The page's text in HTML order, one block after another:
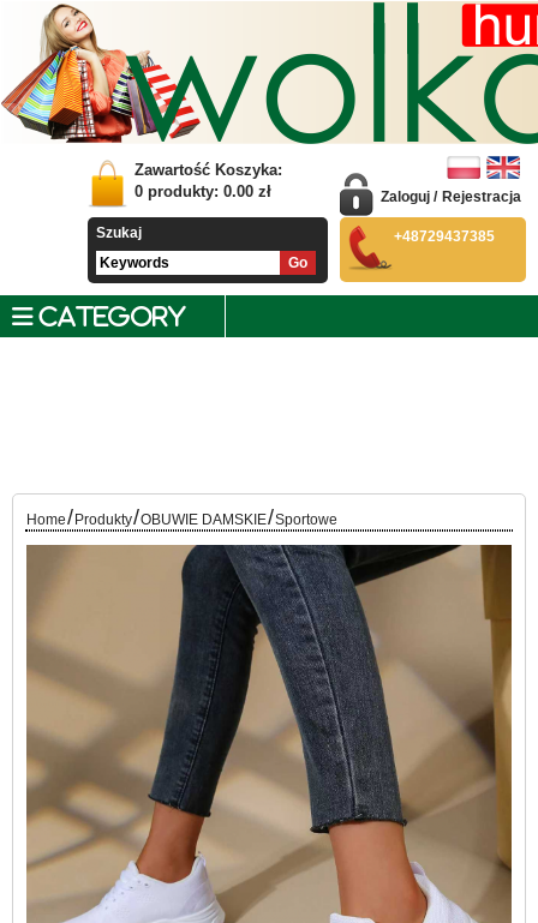
Zawartość Koszyka:
0 produkty: 0.00 zł
Szukaj
Zaloguj / Rejestracja
+48729437385
CATEGORY
Home/ Produkty/OBUWIE DAMSKIE/Sportowe